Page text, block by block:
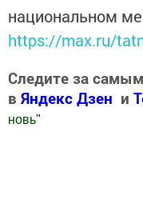
национальном
https://max.ru/
Следите за
в Яндекс Дзен и
новь"